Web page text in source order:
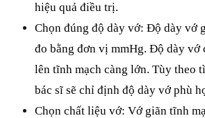
hiệu quả điều trị.
Chọn đúng độ dày vớ: Độ dày vớ
đo bằng đơn vị mmHg. Độ dày vớ
lên tĩnh mạch càng lớn. Tùy theo
bác sĩ sẽ chỉ định độ dày vớ phù
Chọn chất liệu vớ: Vớ giãn tĩnh